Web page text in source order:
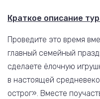
Краткое описание
Проведите это время
главный семейный
сделаете ёлочную
в настоящей
острог». Вместе